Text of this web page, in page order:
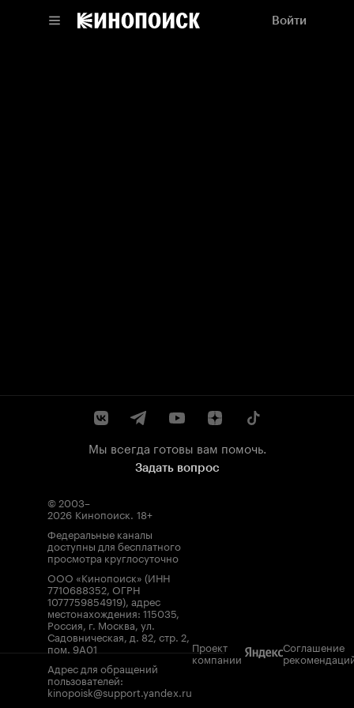
Войти
Мы всегда готовы вам помочь.
Задать вопрос
© 2003–
2026 Кинопоиск. 18+
Федеральные каналы
доступны для бесплатного
просмотра круглосуточно
ООО «Кинопоиск» (ИНН
7710688352, ОГРН
1077759854919), адрес
местонахождения: 115035,
Россия, г. Москва, ул.
Садовническая, д. 82, стр. 2,
пом. 9А01
Адрес для обращений
пользователей:
kinopoisk@support.yandex.ru
Проект
компании
Соглашение